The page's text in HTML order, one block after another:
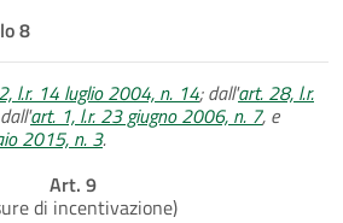
8
l.r. 14 luglio 2004, n. 14; dall'art. 28, l.r.
art. 1, l.r. 23 giugno 2006, n. 7, e
2015, n. 3.
Art. 9
di incentivazione)